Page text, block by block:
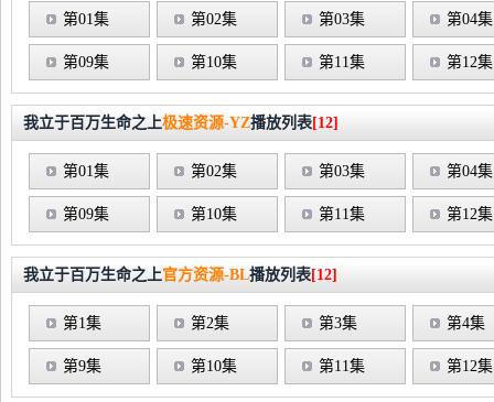
第01集 第02集 第03集 第04集
第09集 第10集 第11集 第12集
我立于百万生命之上极速资源-YZ播放列表[12]
第01集 第02集 第03集 第04集
第09集 第10集 第11集 第12集
我立于百万生命之上官方资源-BL播放列表[12]
第1集 第2集 第3集 第4集
第9集 第10集 第11集 第12集